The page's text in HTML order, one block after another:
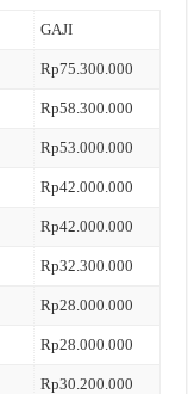
GAJI
Rp75.300.000
Rp58.300.000
Rp53.000.000
Rp42.000.000
Rp42.000.000
Rp32.300.000
Rp28.000.000
Rp28.000.000
Rp30.200.000